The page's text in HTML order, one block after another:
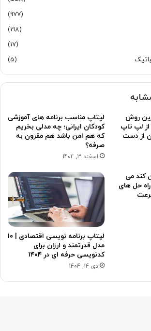
(977)
(198)
(17)
(5)
روش
از لپ تاپ
از دست
لپتاپ مناسب برنامه های آموزشی
کودکان ایرانی؛ چه مدلی بخریم
که هم امن باشد هم مقرون به
صرفه؟
اسفند 3, 1404
کند می
و راه حل های
لپتاپ برنامه نویسی اقتصادی | ۱۰
مدل قدرتمند و ارزان برای
کدنویسی حرفه ای در ۱۴۰۴
دی 14, 1404